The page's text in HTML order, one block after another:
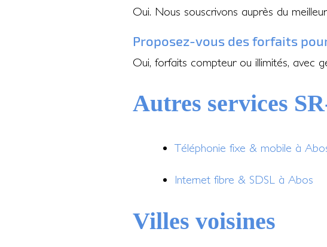
Oui. Nous souscrivons auprès du
Proposez-vous des forfaits
Oui, forfaits compteur ou illimités, avec
Autres services
Téléphonie fixe & mobile à
Internet fibre & SDSL à Abos
Villes voisines